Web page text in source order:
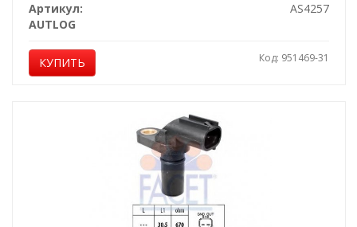
Артикул:
AS4257
AUTLOG
КУПИТЬ Код: 951469-31